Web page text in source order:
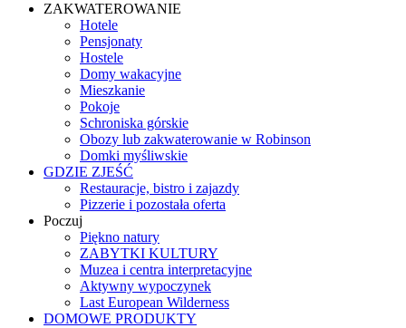
ZAKWATEROWANIE
Hotele
Pensjonaty
Hostele
Domy wakacyjne
Mieszkanie
Pokoje
Schroniska górskie
Obozy lub zakwaterowanie w Robinson
Domki myśliwskie
GDZIE ZJEŚĆ
Restauracje, bistro i zajazdy
Pizzerie i pozostała oferta
Poczuj
Piękno natury
ZABYTKI KULTURY
Muzea i centra interpretacyjne
Aktywny wypoczynek
Last European Wilderness
DOMOWE PRODUKTY